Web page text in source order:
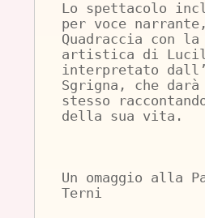
Lo spettacolo
per voce
Quadraccia con
artistica di
interpretato
Sgrigna, che
stesso
della sua vita.
Un omaggio alla
Terni